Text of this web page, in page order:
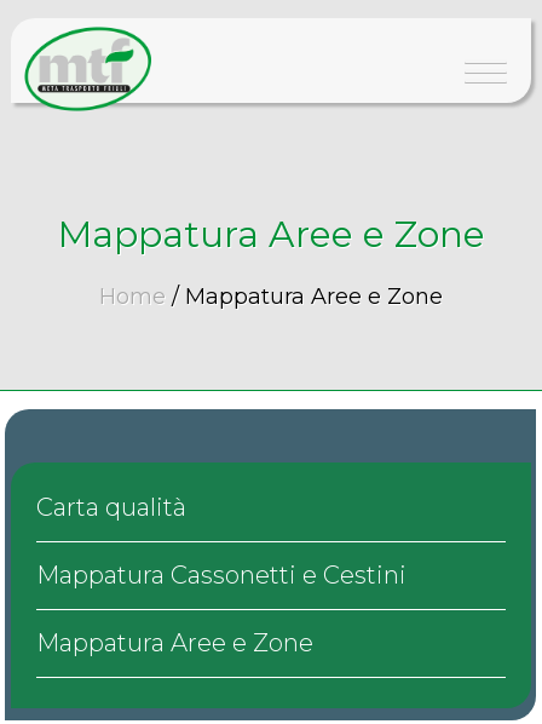
Azienda
Bandi di gara
Documentazione
Mappatura Aree e Zone
Home / Mappatura Aree e Zone
Carta qualità
Mappatura Cassonetti e Cestini
Mappatura Aree e Zone